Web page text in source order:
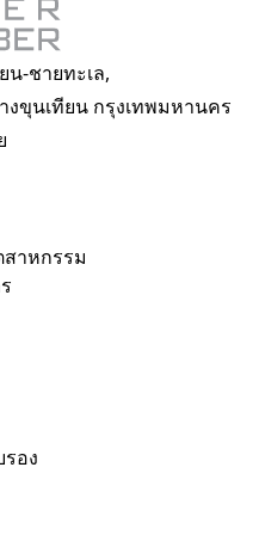
น-ชายทะเล,
งขุนเทียน กรุงเทพมหานคร
าหกรรม
อง